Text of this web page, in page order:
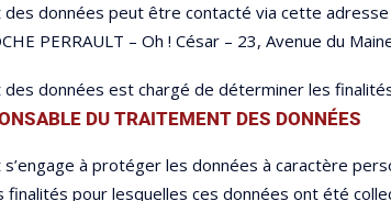
données peut être contacté via cette adresse
PERRAULT – Oh ! César – 23, Avenue du
données est chargé de déterminer les
DU TRAITEMENT DES DONNÉES
à protéger les données à caractère
pour lesquelles ces données ont été